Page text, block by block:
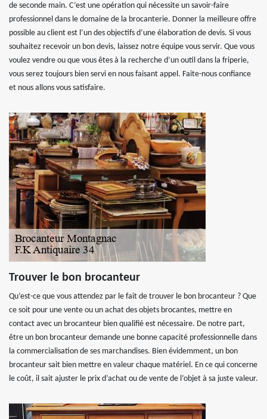
de seconde main. C’est une opération qui nécessite un savoir-faire
professionnel dans le domaine de la brocanterie. Donner la meilleure offre
possible au client est l’un des objectifs d’une élaboration de devis. Si vous
souhaitez recevoir un bon devis, laissez notre équipe vous servir. Que vous
voulez vendre ou que vous êtes à la recherche d’un outil dans la friperie,
vous serez toujours bien servi en nous faisant appel. Faite-nous confiance
et nous allons vous satisfaire.
Trouver le bon brocanteur
Qu’est-ce que vous attendez par le fait de trouver le bon brocanteur ? Que
ce soit pour une vente ou un achat des objets brocantes, mettre en
contact avec un brocanteur bien qualifié est nécessaire. De notre part,
être un bon brocanteur demande une bonne capacité professionnelle dans
la commercialisation de ses marchandises. Bien évidemment, un bon
brocanteur sait bien mettre en valeur chaque matériel. En ce qui concerne
le coût, il sait ajuster le prix d’achat ou de vente de l’objet à sa juste valeur.